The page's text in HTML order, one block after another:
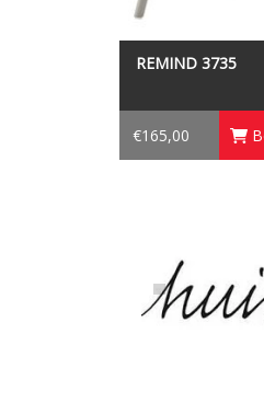
REMIND 3735
€165,00